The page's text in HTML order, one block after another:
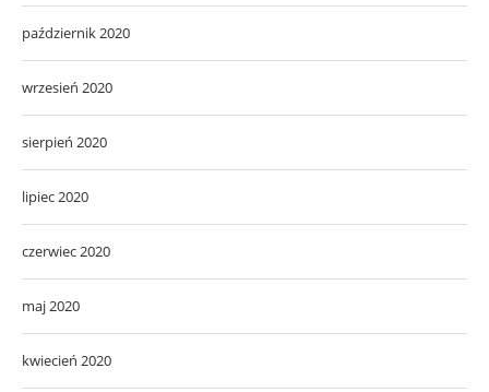
październik 2020
wrzesień 2020
sierpień 2020
lipiec 2020
czerwiec 2020
maj 2020
kwiecień 2020